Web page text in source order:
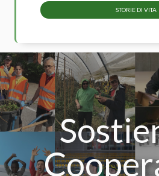
STORIE DI VITA